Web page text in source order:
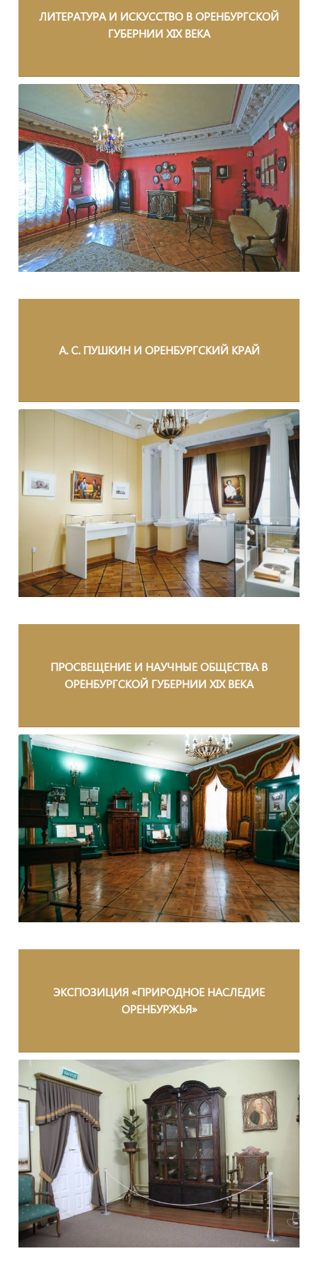
ЛИТЕРАТУРА И ИСКУССТВО В ОРЕНБУРГСКОЙ
ГУБЕРНИИ XIX ВЕКА
А. С. ПУШКИН И ОРЕНБУРГСКИЙ КРАЙ
ПРОСВЕЩЕНИЕ И НАУЧНЫЕ ОБЩЕСТВА В
ОРЕНБУРГСКОЙ ГУБЕРНИИ XIX ВЕКА
ЭКСПОЗИЦИЯ «ПРИРОДНОЕ НАСЛЕДИЕ
ОРЕНБУРЖЬЯ»